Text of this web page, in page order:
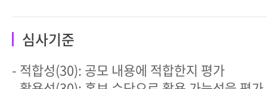
심사기준
- 적합성(30): 공모 내용에 적합한지 평가